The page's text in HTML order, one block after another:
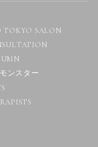
TOKYO SALON
ンスター